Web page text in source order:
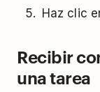
Haz clic
Recibir
una tarea